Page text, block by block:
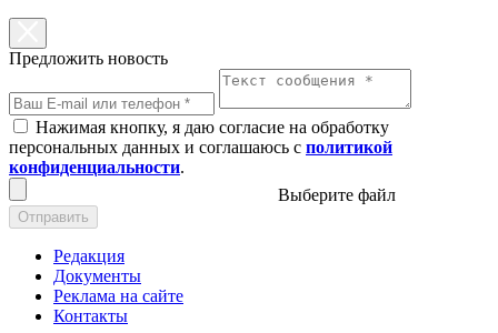
Предложить новость
Нажимая кнопку, я даю согласие на обработку
персональных данных и соглашаюсь с политикой
конфиденциальности.
Выберите файл
Отправить
Редакция
Документы
Реклама на сайте
Контакты